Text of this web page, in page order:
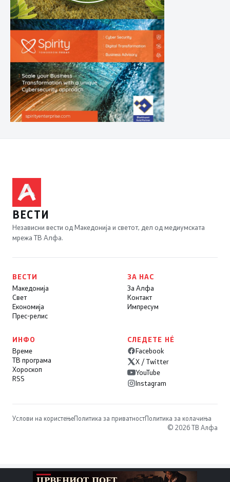
ВЕСТИ
Независни вести од Македонија и светот, дел од медиумската
мрежа ТВ Алфа.
ВЕСТИ
Македонија
Свет
Економија
Прес-релис
ЗА НАС
За Алфа
Контакт
Импресум
ИНФО
Време
ТВ програма
Хороскоп
RSS
СЛЕДЕТЕ НÉ
Facebook
X / Twitter
YouTube
Instagram
Услови на користењеПолитика за приватностПолитика за колачиња
© 2026 ТВ Алфа